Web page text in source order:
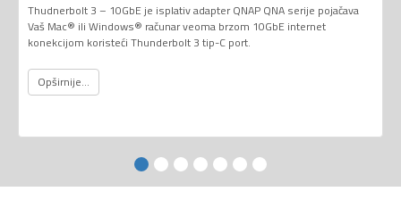
Thudnerbolt 3 – 10GbE je isplativ adapter QNAP QNA serije pojačava
Vaš Mac® ili Windows® računar veoma brzom 10GbE internet
konekcijom koristeći Thunderbolt 3 tip-C port.
Opširnije...